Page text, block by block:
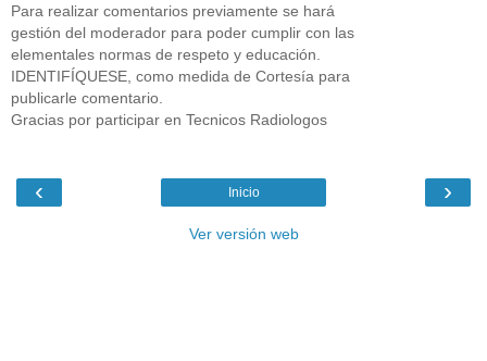
Para realizar comentarios previamente se hará
gestión del moderador para poder cumplir con las
elementales normas de respeto y educación.
IDENTIFÍQUESE, como medida de Cortesía para
publicarle comentario.
Gracias por participar en Tecnicos Radiologos
‹ ›
Inicio
Ver versión web